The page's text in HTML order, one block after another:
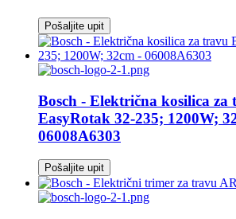
Pošaljite upit
Bosch - Električna kosilica za
EasyRotak 32-235; 1200W;
06008A6303
Pošaljite upit